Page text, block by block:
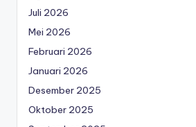
Juli 2026
Mei 2026
Februari 2026
Januari 2026
Desember 2025
Oktober 2025